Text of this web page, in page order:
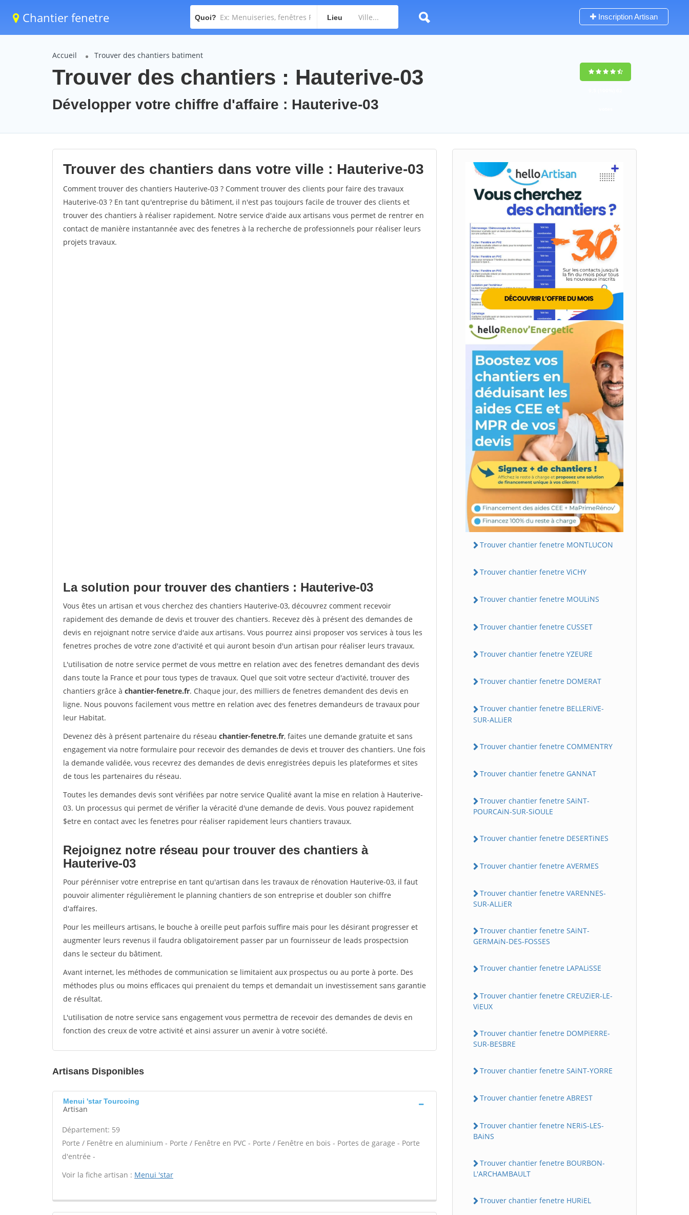
Chantier fenetre Quoi? Lieu Inscription Artisan
Accueil Trouver des chantiers batiment
Trouver des chantiers : Hauterive-03
Développer votre chiffre d'affaire : Hauterive-03
Trouver des chantiers dans votre ville : Hauterive-03
Comment trouver des chantiers Hauterive-03 ? Comment trouver des clients pour faire des travaux
Hauterive-03 ? En tant qu'entreprise du bâtiment, il n'est pas toujours facile de trouver des clients et
trouver des chantiers à réaliser rapidement. Notre service d'aide aux artisans vous permet de rentrer en
contact de manière instantannée avec des fenetres à la recherche de professionnels pour réaliser leurs
projets travaux.
La solution pour trouver des chantiers : Hauterive-03
Vous êtes un artisan et vous cherchez des chantiers Hauterive-03, découvrez comment recevoir
rapidement des demande de devis et trouver des chantiers. Recevez dès à présent des demandes de
devis en rejoignant notre service d'aide aux artisans. Vous pourrez ainsi proposer vos services à tous les
fenetres proches de votre zone d'activité et qui auront besoin d'un artisan pour réaliser leurs travaux.
L'utilisation de notre service permet de vous mettre en relation avec des fenetres demandant des devis
dans toute la France et pour tous types de travaux. Quel que soit votre secteur d'activité, trouver des
chantiers grâce à chantier-fenetre.fr. Chaque jour, des milliers de fenetres demandent des devis en
ligne. Nous pouvons facilement vous mettre en relation avec des fenetres demandeurs de travaux pour
leur Habitat.
Devenez dès à présent partenaire du réseau chantier-fenetre.fr, faites une demande gratuite et sans
engagement via notre formulaire pour recevoir des demandes de devis et trouver des chantiers. Une fois
la demande validée, vous recevrez des demandes de devis enregistrées depuis les plateformes et sites
de tous les partenaires du réseau.
Toutes les demandes devis sont vérifiées par notre service Qualité avant la mise en relation à Hauterive-
03. Un processus qui permet de vérifier la véracité d'une demande de devis. Vous pouvez rapidement
$etre en contact avec les fenetres pour réaliser rapidement leurs chantiers travaux.
Rejoignez notre réseau pour trouver des chantiers à
Hauterive-03
Pour pérénniser votre entreprise en tant qu'artisan dans les travaux de rénovation Hauterive-03, il faut
pouvoir alimenter régulièrement le planning chantiers de son entreprise et doubler son chiffre
d'affaires.
Pour les meilleurs artisans, le bouche à oreille peut parfois suffire mais pour les désirant progresser et
augmenter leurs revenus il faudra obligatoirement passer par un fournisseur de leads prospectsion
dans le secteur du bâtiment.
Avant internet, les méthodes de communication se limitaient aux prospectus ou au porte à porte. Des
méthodes plus ou moins efficaces qui prenaient du temps et demandait un investissement sans garantie
de résultat.
L'utilisation de notre service sans engagement vous permettra de recevoir des demandes de devis en
fonction des creux de votre activité et ainsi assurer un avenir à votre société.
Artisans Disponibles
Menui 'star Tourcoing
Artisan
Département: 59
Porte / Fenêtre en aluminium - Porte / Fenêtre en PVC - Porte / Fenêtre en bois - Portes de garage - Porte
d'entrée -
Voir la fiche artisan : Menui 'star
Trouver chantier fenetre MONTLUCON
Trouver chantier fenetre ViCHY
Trouver chantier fenetre MOULiNS
Trouver chantier fenetre CUSSET
Trouver chantier fenetre YZEURE
Trouver chantier fenetre DOMERAT
Trouver chantier fenetre BELLERiVE-
SUR-ALLiER
Trouver chantier fenetre COMMENTRY
Trouver chantier fenetre GANNAT
Trouver chantier fenetre SAiNT-
POURCAiN-SUR-SiOULE
Trouver chantier fenetre DESERTiNES
Trouver chantier fenetre AVERMES
Trouver chantier fenetre VARENNES-
SUR-ALLiER
Trouver chantier fenetre SAiNT-
GERMAiN-DES-FOSSES
Trouver chantier fenetre LAPALiSSE
Trouver chantier fenetre CREUZiER-LE-
ViEUX
Trouver chantier fenetre DOMPiERRE-
SUR-BESBRE
Trouver chantier fenetre SAiNT-YORRE
Trouver chantier fenetre ABREST
Trouver chantier fenetre NERiS-LES-
BAiNS
Trouver chantier fenetre BOURBON-
L'ARCHAMBAULT
Trouver chantier fenetre HURiEL